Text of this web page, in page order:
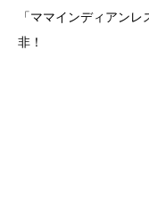
「ママインディアン
非！